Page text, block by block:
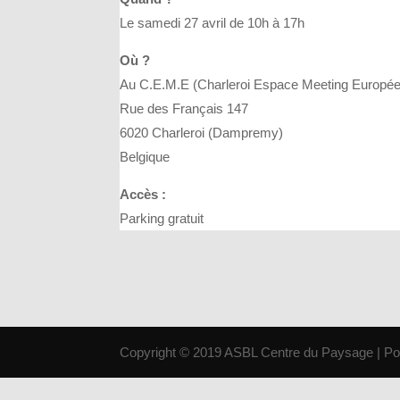
Le samedi 27 avril de 10h à 17h
Où ?
Au C.E.M.E (Charleroi Espace Meeting
Rue des Français 147
6020 Charleroi (Dampremy)
Belgique
Accès :
Parking gratuit
Copyright © 2019 ASBL Centre du Paysage |